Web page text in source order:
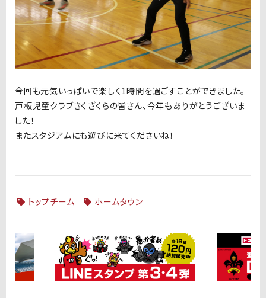
今回も元気いっぱいで楽しく1時間を過ごすことができました。
戸板児童クラブきくざくらの皆さん、今年もありがとうございま
した！
またスタジアムにも遊びに来てくださいね！
トップチーム ホームタウン